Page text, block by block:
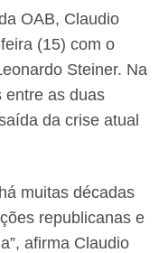
OAB, Claudio
(15) com o
Steiner. Na
entre as duas
da crise atual
muitas décadas
republicanas e
afirma Claudio